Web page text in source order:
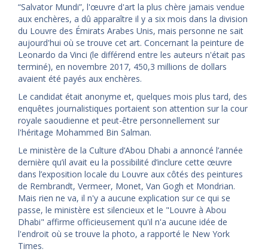
“Salvator Mundi”, l'œuvre d'art la plus chère jamais vendue
aux enchères, a dû apparaître il y a six mois dans la division
du Louvre des Émirats Arabes Unis, mais personne ne sait
aujourd'hui où se trouve cet art. Concernant la peinture de
Leonardo da Vinci (le différend entre les auteurs n'était pas
terminé), en novembre 2017, 450,3 millions de dollars
avaient été payés aux enchères.
Le candidat était anonyme et, quelques mois plus tard, des
enquêtes journalistiques portaient son attention sur la cour
royale saoudienne et peut-être personnellement sur
l'héritage Mohammed Bin Salman.
Le ministère de la Culture d’Abou Dhabi a annoncé l’année
dernière qu’il avait eu la possibilité d’inclure cette œuvre
dans l’exposition locale du Louvre aux côtés des peintures
de Rembrandt, Vermeer, Monet, Van Gogh et Mondrian.
Mais rien ne va, il n'y a aucune explication sur ce qui se
passe, le ministère est silencieux et le "Louvre à Abou
Dhabi" affirme officieusement qu'il n'a aucune idée de
l'endroit où se trouve la photo, a rapporté le New York
Times.